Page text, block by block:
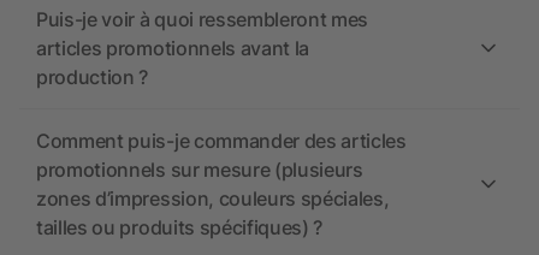
Puis-je voir à quoi ressembleront mes
articles promotionnels avant la
production ?
Comment puis-je commander des articles
promotionnels sur mesure (plusieurs
zones d’impression, couleurs spéciales,
tailles ou produits spécifiques) ?